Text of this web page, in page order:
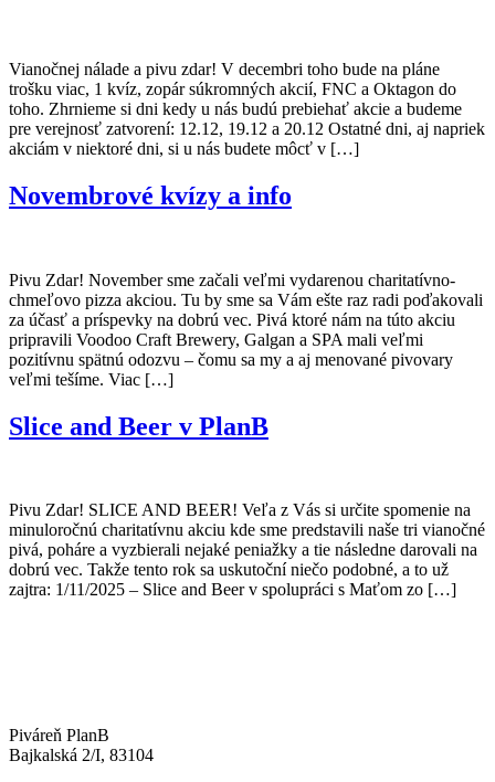
Vianočnej nálade a pivu zdar! V decembri toho bude na pláne
trošku viac, 1 kvíz, zopár súkromných akcií, FNC a Oktagon do
toho. Zhrnieme si dni kedy u nás budú prebiehať akcie a budeme
pre verejnosť zatvorení: 12.12, 19.12 a 20.12 Ostatné dni, aj napriek
akciám v niektoré dni, si u nás budete môcť v […]
Novembrové kvízy a info
Pivu Zdar! November sme začali veľmi vydarenou charitatívno-
chmeľovo pizza akciou. Tu by sme sa Vám ešte raz radi poďakovali
za účasť a príspevky na dobrú vec. Pivá ktoré nám na túto akciu
pripravili Voodoo Craft Brewery, Galgan a SPA mali veľmi
pozitívnu spätnú odozvu – čomu sa my a aj menované pivovary
veľmi tešíme. Viac […]
Slice and Beer v PlanB
Pivu Zdar! SLICE AND BEER! Veľa z Vás si určite spomenie na
minuloročnú charitatívnu akciu kde sme predstavili naše tri vianočné
pivá, poháre a vyzbierali nejaké peniažky a tie následne darovali na
dobrú vec. Takže tento rok sa uskutoční niečo podobné, a to už
zajtra: 1/11/2025 – Slice and Beer v spolupráci s Maťom zo […]
Piváreň PlanB
Bajkalská 2/I, 83104